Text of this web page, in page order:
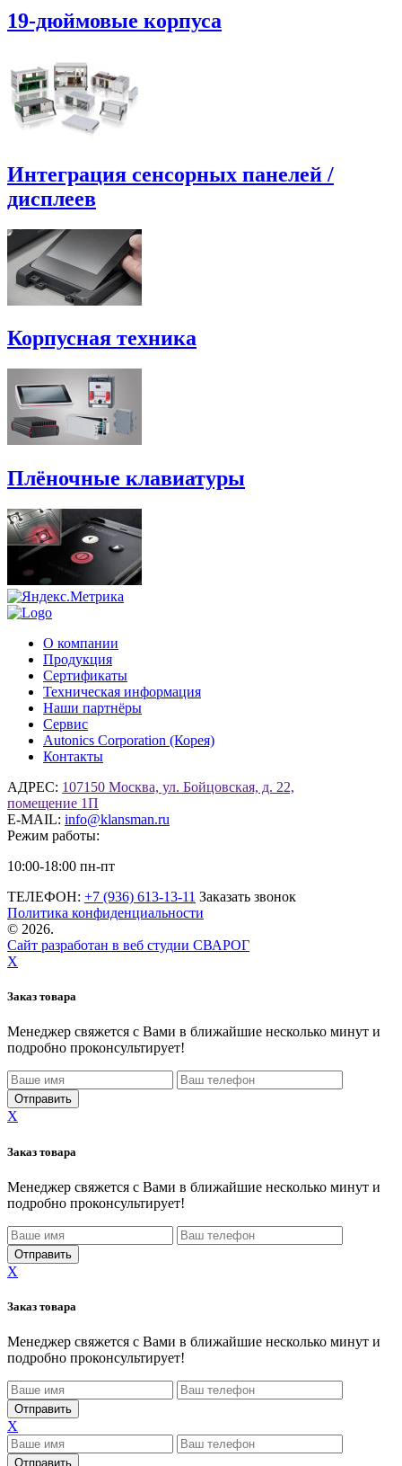
19-дюймовые корпуса
Интеграция сенсорных панелей /
дисплеев
Корпусная техника
Плёночные клавиатуры
О компании
Продукция
Сертификаты
Техническая информация
Наши партнёры
Сервис
Autonics Corporation (Корея)
Контакты
АДРЕС: 107150 Москва, ул. Бойцовская, д. 22,
помещение 1П
E-MAIL: info@klansman.ru
Режим работы:
10:00-18:00 пн-пт
ТЕЛЕФОН: +7 (936) 613-13-11 Заказать звонок
Политика конфиденциальности
© 2026.
Сайт разработан в веб студии СВАРОГ
X
Заказ товара
Менеджер свяжется с Вами в ближайшие несколько минут и
подробно проконсультирует!
X
Заказ товара
Менеджер свяжется с Вами в ближайшие несколько минут и
подробно проконсультирует!
X
Заказ товара
Менеджер свяжется с Вами в ближайшие несколько минут и
подробно проконсультирует!
X